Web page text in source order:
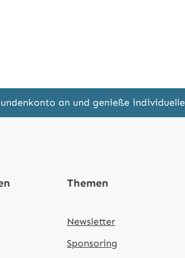
an und genieße
Themen
Newsletter
Sponsoring